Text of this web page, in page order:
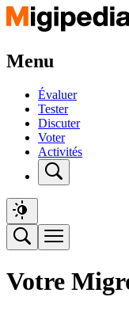
Menu
Évaluer
Tester
Discuter
Voter
Activités
Votre